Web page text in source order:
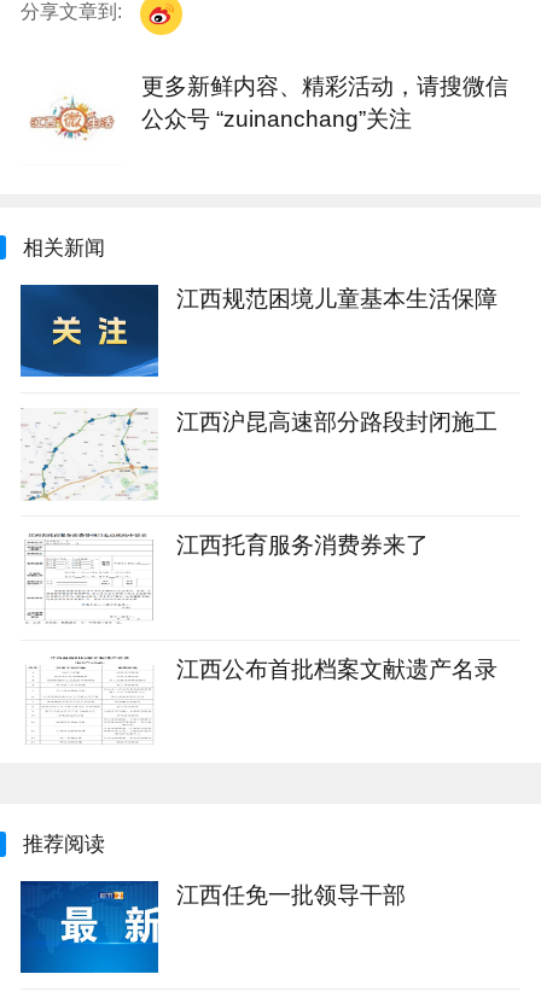
分享文章到:
更多新鲜内容、精彩活动，请搜微信
公众号 “zuinanchang”关注
相关新闻
江西规范困境儿童基本生活保障
江西沪昆高速部分路段封闭施工
江西托育服务消费券来了
江西公布首批档案文献遗产名录
推荐阅读
江西任免一批领导干部